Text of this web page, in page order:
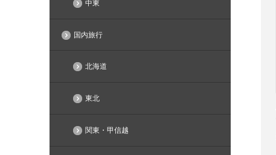
中東
国内旅行
北海道
東北
関東・甲信越